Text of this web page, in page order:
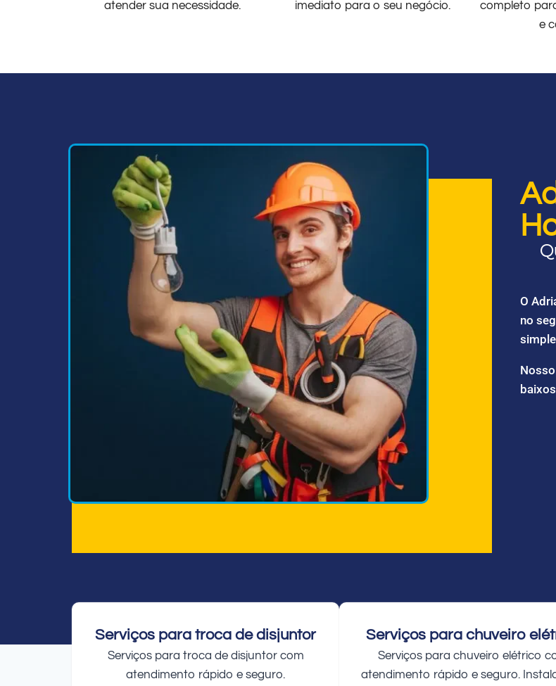
atender sua necessidade.
imediato para o seu negócio.
completo
e
O
no
Serviços para troca de disjuntor
Serviços para troca de disjuntor com
atendimento rápido e seguro.
Serviços para chuveiro
Serviços para chuveiro elétrico
atendimento rápido e seguro.